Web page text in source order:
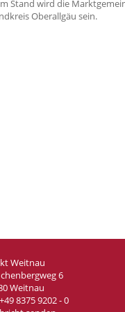
Stand wird die
Oberallgäu sein.
Weitnau
6
Weitnau
8375 9202 - 0